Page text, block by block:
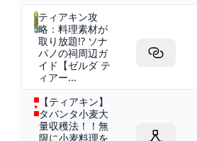
ティアキン攻
略：料理素材が
取り放題!? ソナ
パノの祠周辺ガ
イド【ゼルダ テ
ィアー...
【ティアキン】
タバンタ小麦大
量収穫法！！無
限に小麦料理を